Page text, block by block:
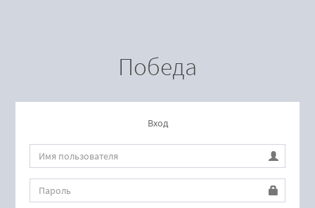
Победа
Вход